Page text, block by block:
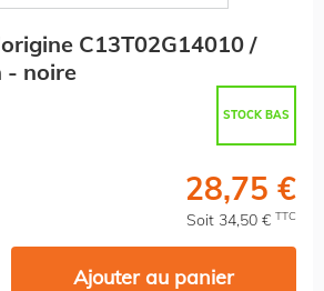
C13T02G14010 /
- noire
STOCK BAS
28,75 €
Soit 34,50 € TTC
Ajouter au panier